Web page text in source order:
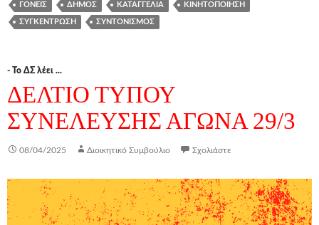
ΓΟΝΕΊΣ ΔΉΜΟΣ ΚΑΤΑΓΓΕΛΊΑ ΚΙΝΗΤΟΠΟΊΗΣΗ
ΣΥΓΚΈΝΤΡΩΣΗ ΣΥΝΤΟΝΙΣΜΌΣ
- Το ΔΣ λέει ...
ΔΕΛΤΙΟ ΤΥΠΟΥ
ΣΥΝΕΛΕΥΣΗΣ ΑΓΩΝΑ 29/3
08/04/2025 Διοικητικό Συμβούλιο Σχολιάστε